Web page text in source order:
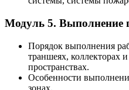
Модуль 5. Выполнение
Порядок выполнения
траншеях, коллекторах
пространствах.
Особенности
зонах.